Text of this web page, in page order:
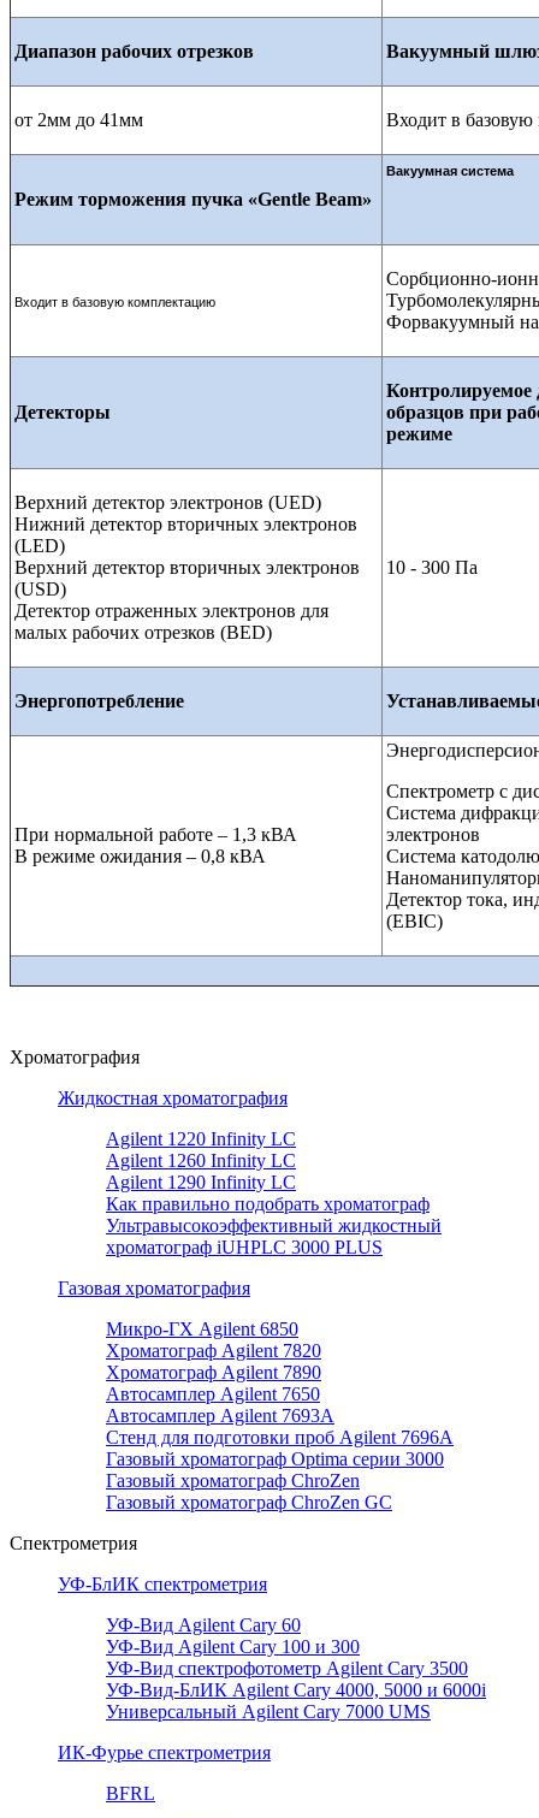
Диапазон рабочих отрезков Вакуумный
от 2мм до 41мм Входит в
Режим торможения пучка «Gentle Beam»
Вакуумная система
Входит в базовую комплектацию
Сорбционно-
Форвакуумный
Детекторы
Контролируемое
образцов при
режиме
Верхний детектор электронов (UED)
Нижний детектор вторичных электронов
(LED)
Верхний детектор вторичных электронов
(USD)
Детектор отраженных электронов для
малых рабочих отрезков (BED)
10 - 300 Па
Энергопотребление
При нормальной работе – 1,3 кВА
В режиме ожидания – 0,8 кВА
Спектрометр с
Система
электронов
Система
Детектор тока,
(EBIC)
Хроматография
Жидкостная хроматография
Agilent 1220 Infinity LC
Agilent 1260 Infinity LC
Agilent 1290 Infinity LC
Как правильно подобрать хроматограф
Ультравысокоэффективный жидкостный
хроматограф iUHPLC 3000 PLUS
Газовая хроматография
Микро-ГХ Agilent 6850
Хроматограф Agilent 7820
Хроматограф Agilent 7890
Автосамплер Agilent 7650
Автосамплер Agilent 7693A
Стенд для подготовки проб Agilent 7696А
Газовый хроматограф Optima серии 3000
Газовый хроматограф ChroZen
Газовый хроматограф ChroZen GC
Спектрометрия
УФ-БлИК спектрометрия
УФ-Вид Agilent Cary 60
УФ-Вид Agilent Cary 100 и 300
УФ-Вид спектрофотометр Agilent Cary 3500
УФ-Вид-БлИК Agilent Cary 4000, 5000 и 6000i
Универсальный Agilent Cary 7000 UMS
ИК-Фурье спектрометрия
BFRL